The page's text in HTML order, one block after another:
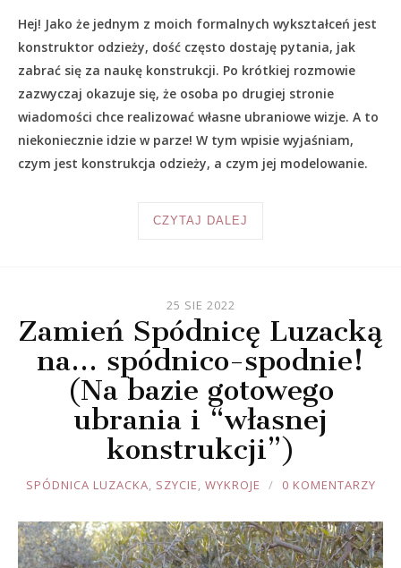
Hej! Jako że jednym z moich formalnych wykształceń jest
konstruktor odzieży, dość często dostaję pytania, jak
zabrać się za naukę konstrukcji. Po krótkiej rozmowie
zazwyczaj okazuje się, że osoba po drugiej stronie
wiadomości chce realizować własne ubraniowe wizje. A to
niekoniecznie idzie w parze! W tym wpisie wyjaśniam,
czym jest konstrukcja odzieży, a czym jej modelowanie.
CZYTAJ DALEJ
25 SIE 2022
Zamień Spódnicę Luzacką
na… spódnico-spodnie!
(Na bazie gotowego
ubrania i “własnej
konstrukcji”)
JOULE
SPÓDNICA LUZACKA, SZYCIE, WYKROJE 0 KOMENTARZY